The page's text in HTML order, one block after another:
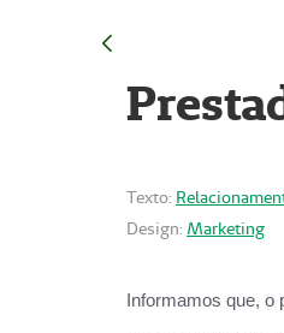
Texto:
Design: Marketing
Informamos que,